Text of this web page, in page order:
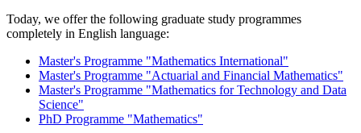
Today, we offer the following graduate study programmes
completely in English language:
Master's Programme "Mathematics International"
Master's Programme "Actuarial and Financial Mathematics"
Master's Programme "Mathematics for Technology and Data
Science"
PhD Programme "Mathematics"